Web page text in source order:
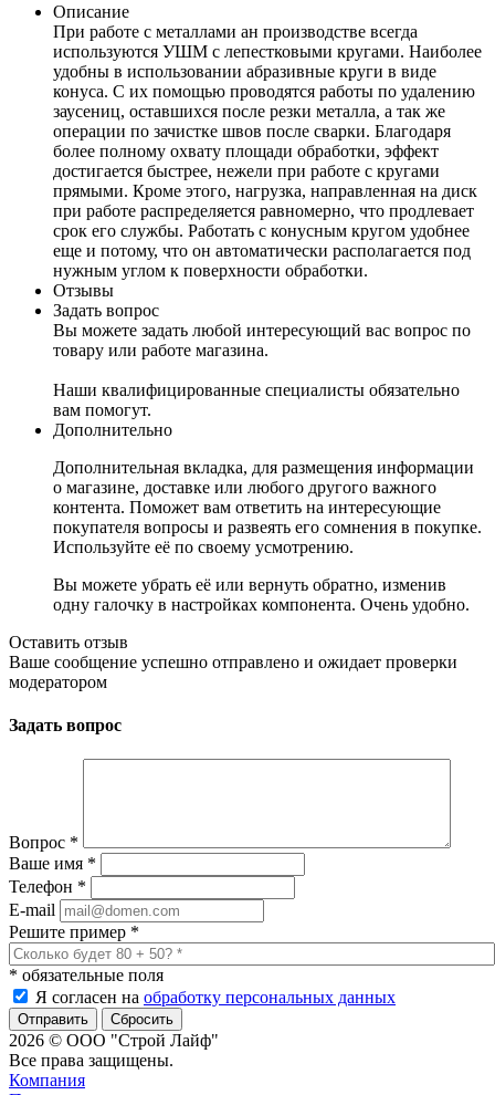
Описание
При работе с металлами ан производстве всегда
используются УШМ с лепестковыми кругами. Наиболее
удобны в использовании абразивные круги в виде
конуса. С их помощью проводятся работы по удалению
заусениц, оставшихся после резки металла, а так же
операции по зачистке швов после сварки. Благодаря
более полному охвату площади обработки, эффект
достигается быстрее, нежели при работе с кругами
прямыми. Кроме этого, нагрузка, направленная на диск
при работе распределяется равномерно, что продлевает
срок его службы. Работать с конусным кругом удобнее
еще и потому, что он автоматически располагается под
нужным углом к поверхности обработки.
Отзывы
Задать вопрос
Вы можете задать любой интересующий вас вопрос по
товару или работе магазина.
Наши квалифицированные специалисты обязательно
вам помогут.
Дополнительно
Дополнительная вкладка, для размещения информации
о магазине, доставке или любого другого важного
контента. Поможет вам ответить на интересующие
покупателя вопросы и развеять его сомнения в покупке.
Используйте её по своему усмотрению.
Вы можете убрать её или вернуть обратно, изменив
одну галочку в настройках компонента. Очень удобно.
Оставить отзыв
Ваше сообщение успешно отправлено и ожидает проверки
модератором
Задать вопрос
Вопрос *
Ваше имя *
Телефон *
E-mail
Решите пример *
* обязательные поля
Я согласен на обработку персональных данных
Сбросить
2026 © ООО "Строй Лайф"
Все права защищены.
Компания